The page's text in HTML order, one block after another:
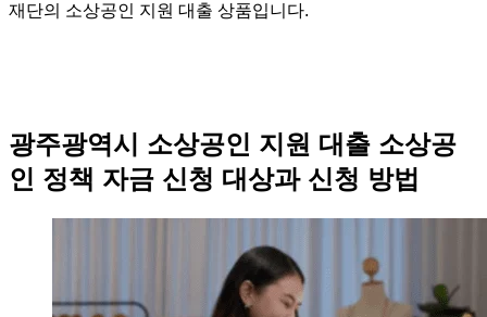
재단의 소상공인 지원 대출 상품입니다.
광주광역시 소상공인 지원 대출 소상공
인 정책 자금 신청 대상과 신청 방법